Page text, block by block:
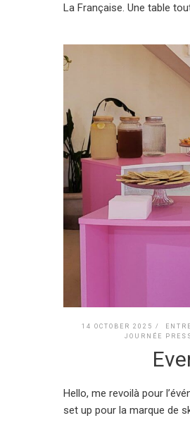
La Française. Une table
14 OCTOBER 2025 /
JOURNÉE
Hello, me revoilà pour
set up pour la marque de